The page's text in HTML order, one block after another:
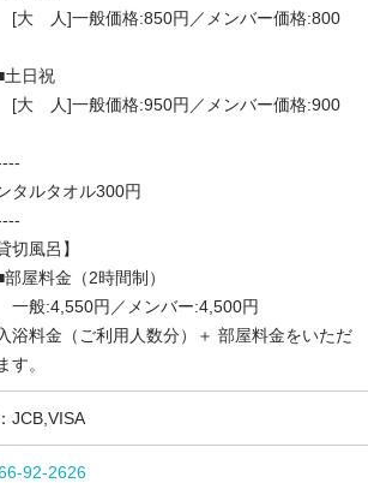
人]一般価格:850円／メンバー価格:800
日祝
人]一般価格:950円／メンバー価格:900
タルタオル300円
切風呂】
屋料金（2時間制）
般:4,550円／メンバー:4,500円
浴料金（ご利用人数分）＋ 部屋料金をいただ
す。
JCB,VISA
92-2626